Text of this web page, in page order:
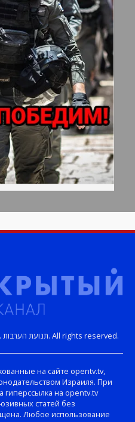
Copyright © Открытый телеканал. תנועת הערבות. All rights reserved.
на сайте opentv.tv,
Израиля. При
гиперссылка на opentv.tv
статей без
Любое использование